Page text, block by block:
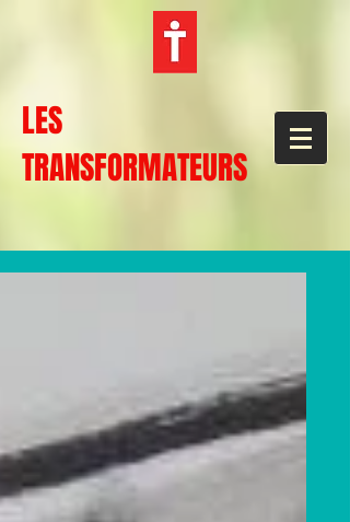
LES
TRANSFORMATEURS